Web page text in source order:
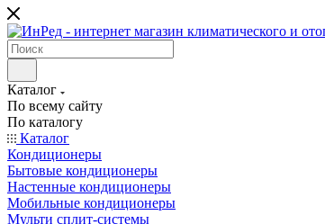
Каталог
По всему сайту
По каталогу
Каталог
Кондиционеры
Бытовые кондиционеры
Настенные кондиционеры
Мобильные кондиционеры
Мульти сплит-системы